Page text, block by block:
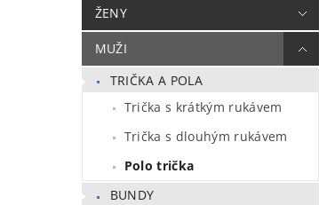
ŽENY
MUŽI
TRIČKA A POLA
Trička s krátkým rukávem
Trička s dlouhým rukávem
Polo trička
BUNDY